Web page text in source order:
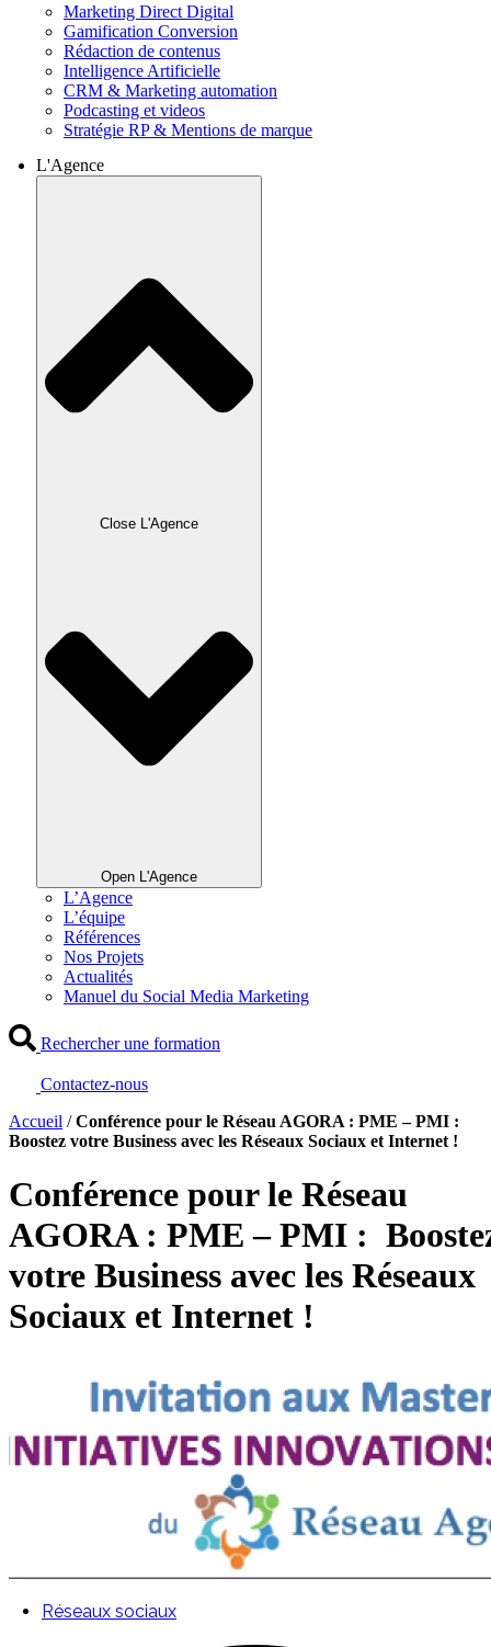
Marketing Direct Digital
Gamification Conversion
Rédaction de contenus
Intelligence Artificielle
CRM & Marketing automation
Podcasting et videos
Stratégie RP & Mentions de marque
L'Agence
Close L'Agence
Open L'Agence
L’Agence
L’équipe
Références
Nos Projets
Actualités
Manuel du Social Media Marketing
Rechercher une formation
Contactez-nous
Accueil /Conférence pour le Réseau AGORA : PME – PMI :
Boostez votre Business avec les Réseaux Sociaux et Internet !
Conférence pour le Réseau
AGORA : PME – PMI :
votre Business avec les Réseaux
Sociaux et Internet !
Réseaux sociaux